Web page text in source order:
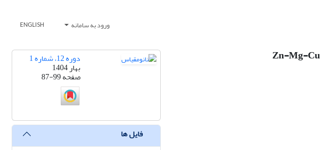
ورود به سامانه ENGLISH
دوره 12، شماره 1
بهار 1404
صفحه87-99
فایل ها